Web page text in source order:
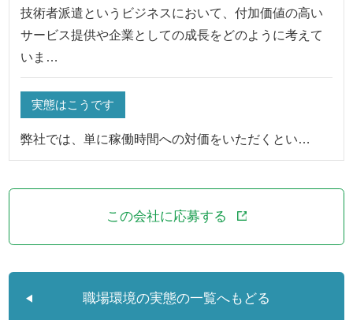
技術者派遣というビジネスにおいて、付加価値の高い
サービス提供や企業としての成長をどのように考えて
いま…
実態はこうです
弊社では、単に稼働時間への対価をいただくとい…
この会社に応募する
職場環境の実態の一覧へもどる